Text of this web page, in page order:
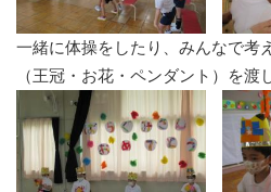
一緒に体操をしたり、みんなで考
（王冠・お花・ペンダント）を渡